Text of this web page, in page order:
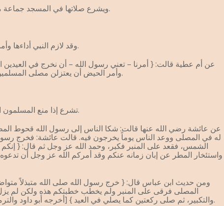
ويشرع صلاتها في المسجد جماعة من غير أذان ولا إقامة.
وقد لازم النبي أداءها وأمر الناس بالخروج إليها.
عن أم عطية قالت: { أمرنا – تعني رسول الله – أن نخرج في العيدين
وأمر الحيض أن يعتزلن مصلى المسلمين } [أخرجه الشيخان].
تشرع إذا منع المسلمون القطر وأجدبت الأرض.
عن عائشة رضي الله عنها قالت: شكا الناس إلى رسول الله قحوط
له في المصلى ووعد الناس يوماً يخرجون فيه. قالت عائشة: فخرج
الشمس، فقعد على المنبر فكبر، وحمد الله عز وجل ثم قال: {
واستئخار المطر عن إبان زمانه عنكم وقد أمركم الله عز وجل أن
ومن حديث ابن عباس قال: { خرج رسول الله صلى الله متبذلاً
المصلى فرقى على المنبر ولم يخطب خطبتكم هذه ولكن لم
والتكبير، ثم صلى ركعتين كما يصلي في العيد } [أخرجه أبو داود والترمذي، وحسنه الألباني].